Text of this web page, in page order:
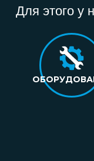
Для этого у